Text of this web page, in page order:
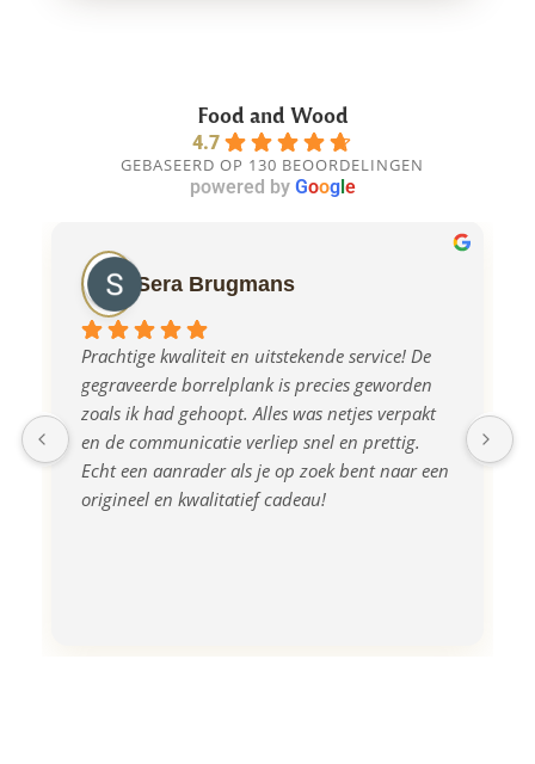
Food and Wood
4.7
GEBASEERD OP 130 BEOORDELINGEN
powered by Googl e
Sera Brugmans
Prachtige kwaliteit en uitstekende service! De
gegraveerde borrelplank is precies geworden
zoals ik had gehoopt. Alles was netjes verpakt
en de communicatie verliep snel en prettig.
Echt een aanrader als je op zoek bent naar een
origineel en kwalitatief cadeau!